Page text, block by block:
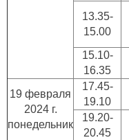
13.35-
15.00
15.10-
16.35
19 февраля
2024 г.
понедельник
17.45-
19.10
19.20-
20.45